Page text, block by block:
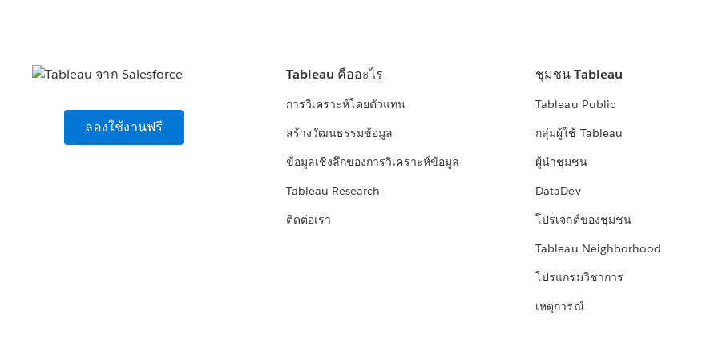
ลองใช้งานฟรี
Tableau คืออะไร
การวิเคราะห์โดยตัวแทน
สร้างวัฒนธรรมข้อมูล
ข้อมูลเชิงลึกของการวิเคราะห์ข้อมูล
Tableau Research
ติดต่อเรา
ชุมชน Tableau
Tableau Public
กลุ่มผู้ใช้ Tableau
ผู้นำชุมชน
DataDev
โปรเจกต์ของชุมชน
Tableau Neighborhood
โปรแกรมวิชาการ
เหตุการณ์